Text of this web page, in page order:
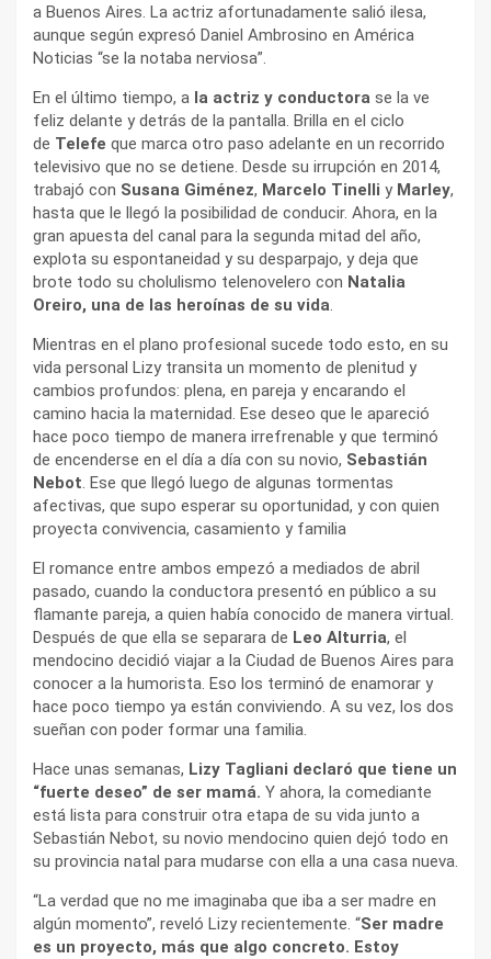
a Buenos Aires. La actriz afortunadamente salió ilesa,
aunque según expresó Daniel Ambrosino en América
Noticias “se la notaba nerviosa”.
En el último tiempo, a la actriz y conductora se la ve
feliz delante y detrás de la pantalla. Brilla en el ciclo
de Telefe que marca otro paso adelante en un recorrido
televisivo que no se detiene. Desde su irrupción en 2014,
trabajó con Susana Giménez, Marcelo Tinelli yMarley,
hasta que le llegó la posibilidad de conducir. Ahora, en la
gran apuesta del canal para la segunda mitad del año,
explota su espontaneidad y su desparpajo, y deja que
brote todo su cholulismo telenovelero con Natalia
Oreiro, una de las heroínas de su vida.
Mientras en el plano profesional sucede todo esto, en su
vida personal Lizy transita un momento de plenitud y
cambios profundos: plena, en pareja y encarando el
camino hacia la maternidad. Ese deseo que le apareció
hace poco tiempo de manera irrefrenable y que terminó
de encenderse en el día a día con su novio, Sebastián
Nebot. Ese que llegó luego de algunas tormentas
afectivas, que supo esperar su oportunidad, y con quien
proyecta convivencia, casamiento y familia
El romance entre ambos empezó a mediados de abril
pasado, cuando la conductora presentó en público a su
flamante pareja, a quien había conocido de manera virtual.
Después de que ella se separara de Leo Alturria, el
mendocino decidió viajar a la Ciudad de Buenos Aires para
conocer a la humorista. Eso los terminó de enamorar y
hace poco tiempo ya están conviviendo. A su vez, los dos
sueñan con poder formar una familia.
Hace unas semanas, Lizy Tagliani declaró que tiene un
“fuerte deseo” de ser mamá. Y ahora, la comediante
está lista para construir otra etapa de su vida junto a
Sebastián Nebot, su novio mendocino quien dejó todo en
su provincia natal para mudarse con ella a una casa nueva.
“La verdad que no me imaginaba que iba a ser madre en
algún momento”, reveló Lizy recientemente. “Ser madre
es un proyecto, más que algo concreto. Estoy